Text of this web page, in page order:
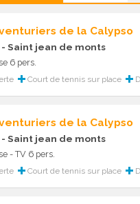
de la Calypso
- Saint jean de monts
6 pers.
Court de tennis sur place
de la Calypso
- Saint jean de monts
- TV 6 pers.
Court de tennis sur place